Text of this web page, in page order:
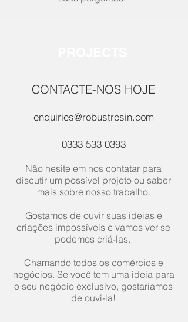
CONTACTE-NOS HOJE
enquiries@robustresin.com
0333 533 0393
Não hesite em nos contatar para
discutir um possível projeto ou saber
mais sobre nosso trabalho.
Gostamos de ouvir suas ideias e
criações impossíveis e vamos ver se
podemos criá-las.
Chamando todos os comércios e
negócios. Se você tem uma ideia para
o seu negócio exclusivo, gostaríamos
de ouvi-la!